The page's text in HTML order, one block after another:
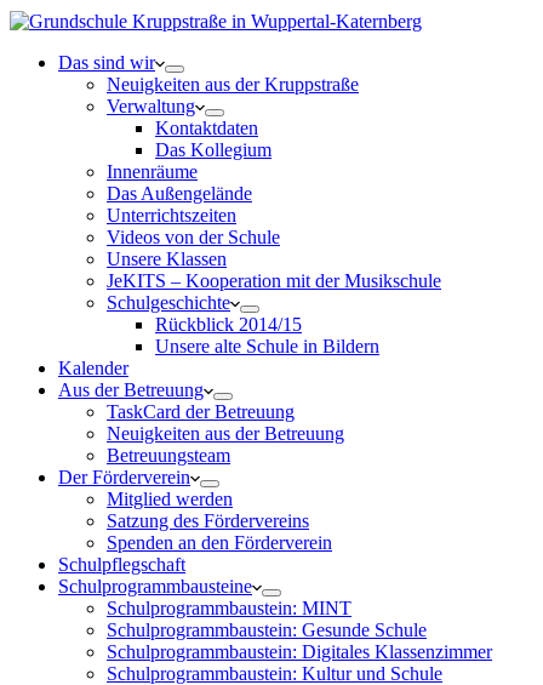
Das sind wir
Neuigkeiten aus der Kruppstraße
Verwaltung
Kontaktdaten
Das Kollegium
Innenräume
Das Außengelände
Unterrichtszeiten
Videos von der Schule
Unsere Klassen
JeKITS – Kooperation mit der Musikschule
Schulgeschichte
Rückblick 2014/15
Unsere alte Schule in Bildern
Kalender
Aus der Betreuung
TaskCard der Betreuung
Neuigkeiten aus der Betreuung
Betreuungsteam
Der Förderverein
Mitglied werden
Satzung des Fördervereins
Spenden an den Förderverein
Schulpflegschaft
Schulprogrammbausteine
Schulprogrammbaustein: MINT
Schulprogrammbaustein: Gesunde Schule
Schulprogrammbaustein: Digitales Klassenzimmer
Schulprogrammbaustein: Kultur und Schule